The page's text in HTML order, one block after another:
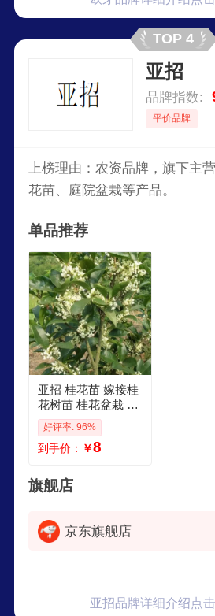
TOP 4
亚招
品牌指数:
平价品牌
上榜理由：农资品牌，旗下主
花苗、庭院盆栽等产品。
单品推荐
亚招 桂花苗 嫁接桂
花树苗 桂花盆栽 地
栽苗 日香桂 2年苗
好评率: 96%
到手价： ￥8
旗舰店
京东旗舰店
亚招品牌详细介绍点